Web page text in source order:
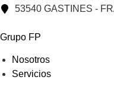
53540 GASTINES -
Grupo FP
Nosotros
Servicios